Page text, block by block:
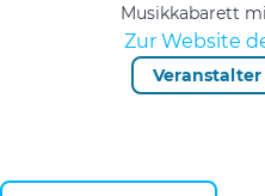
Musikkabarett
Zur Website